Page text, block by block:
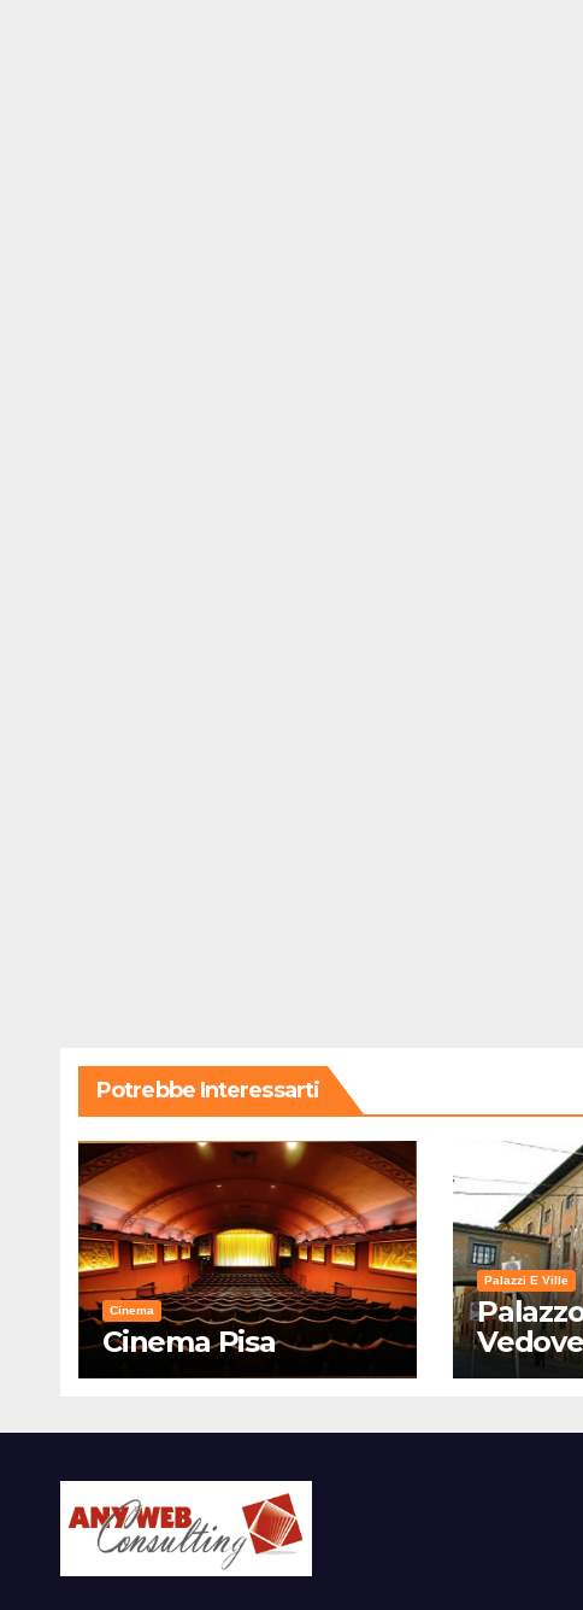
Potrebbe Interessarti
Cinema
Cinema Pisa
Palazzi E Ville
Vedove